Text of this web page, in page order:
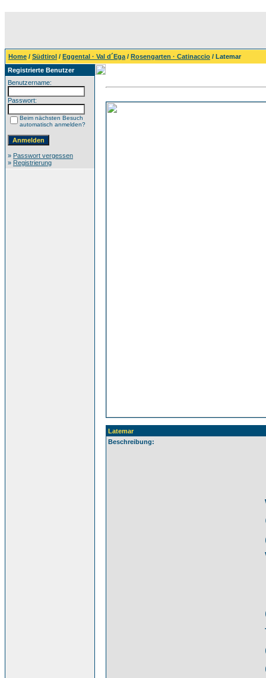
Home / Südtirol / Eggental · Val d´Ega / Rosengarten · Catinaccio / Latemar
Registrierte Benutzer
Benutzername:
Passwort:
Beim nächsten Besuch
automatisch anmelden?
» Passwort vergessen
» Registrierung
Latemar
Beschreibung: